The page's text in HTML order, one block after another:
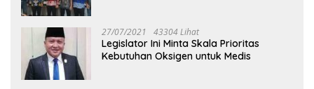
27/07/2021 43304 Lihat
Legislator Ini Minta Skala Prioritas
Kebutuhan Oksigen untuk Medis